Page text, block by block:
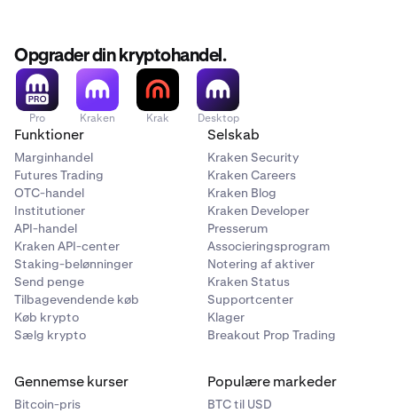
Opgrader din kryptohandel.
Pro Kraken Krak Desktop
Funktioner
Marginhandel
Futures Trading
OTC-handel
Institutioner
API-handel
Kraken API-center
Staking-belønninger
Send penge
Tilbagevendende køb
Køb krypto
Sælg krypto
Selskab
Kraken Security
Kraken Careers
Kraken Blog
Kraken Developer
Presserum
Associeringsprogram
Notering af aktiver
Kraken Status
Supportcenter
Klager
Breakout Prop Trading
Gennemse kurser
Bitcoin-pris
Populære markeder
BTC til USD